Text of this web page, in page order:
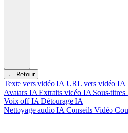
← Retour
Texte vers vidéo IA URL vers vidéo IA
Avatars IA Extraits vidéo IA Sous-titres
Voix off IA Détourage IA
Nettoyage audio IA Conseils Vidéo